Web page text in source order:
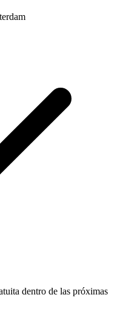
dentro de las próximas